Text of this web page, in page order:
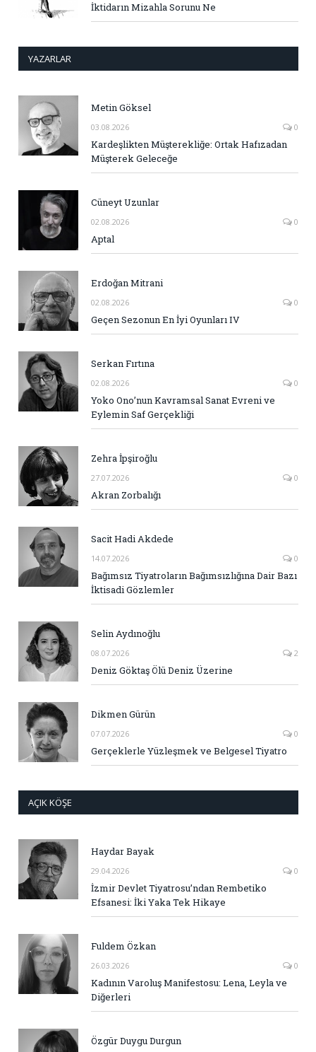
İktidarın Mizahla Sorunu Ne
YAZARLAR
Metin Göksel
03.08.2026 0
Kardeşlikten Müşterekliğe: Ortak Hafızadan
Müşterek Geleceğe
Cüneyt Uzunlar
02.08.2026 0
Aptal
Erdoğan Mitrani
02.08.2026 0
Geçen Sezonun En İyi Oyunları IV
Serkan Fırtına
02.08.2026 0
Yoko Ono’nun Kavramsal Sanat Evreni ve
Eylemin Saf Gerçekliği
Zehra İpşiroğlu
27.07.2026 0
Akran Zorbalığı
Sacit Hadi Akdede
14.07.2026 0
Bağımsız Tiyatroların Bağımsızlığına Dair Bazı
İktisadi Gözlemler
Selin Aydınoğlu
08.07.2026 2
Deniz Göktaş Ölü Deniz Üzerine
Dikmen Gürün
07.07.2026 0
Gerçeklerle Yüzleşmek ve Belgesel Tiyatro
AÇIK KÖŞE
Haydar Bayak
29.04.2026 0
İzmir Devlet Tiyatrosu’ndan Rembetiko
Efsanesi: İki Yaka Tek Hikaye
Fuldem Özkan
26.03.2026 0
Kadının Varoluş Manifestosu: Lena, Leyla ve
Diğerleri
Özgür Duygu Durgun